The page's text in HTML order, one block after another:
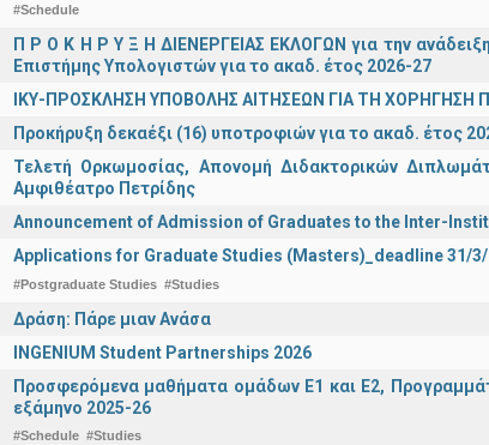
#Schedule
Π Ρ Ο Κ Η Ρ Υ Ξ Η ΔΙΕΝΕΡΓΕΙΑΣ ΕΚΛΟΓΩΝ για την
Επιστήμης Υπολογιστών για το ακαδ. έτος 2026-27
ΙΚΥ-ΠΡΟΣΚΛΗΣΗ ΥΠΟΒΟΛΗΣ ΑΙΤΗΣΕΩΝ ΓΙΑ ΤΗ
Προκήρυξη δεκαέξι (16) υποτροφιών για το ακαδ. έτος
Τελετή Ορκωμοσίας, Απονομή Διδακτορικών
Αμφιθέατρο Πετρίδης
Announcement of Admission of Graduates to the Inter-
Applications for Graduate Studies (Masters)_deadline 31/
#Postgraduate Studies #Studies
Δράση: Πάρε μιαν Ανάσα
INGENIUM Student Partnerships 2026
Προσφερόμενα μαθήματα ομάδων Ε1 και Ε2,
εξάμηνο 2025-26
#Schedule #Studies